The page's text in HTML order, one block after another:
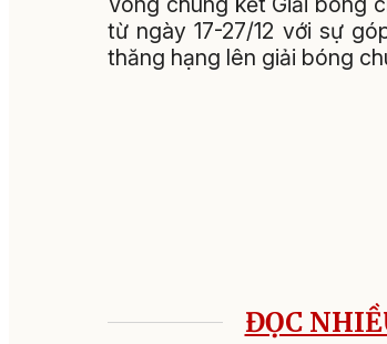
từ ngày 17-27/12 với sự
thăng hạng lên giải bóng
ĐỌC